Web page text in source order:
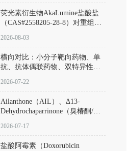
荧光素衍生物AkaLumine盐酸盐
（CAS#2558205-28-8）对重组萤
数（Km）为2.06 μM；其近红外
发光特性赋予优异的组织穿透能
力，大幅增强成像信噪比，从而
实现活体动物模型中极低给药剂
量下的高灵敏度、非侵入式生物
2026-08-03
横向对比：小分子靶向药物、单
抗、抗体偶联药物、双特异性抗
及应用瓶颈
2026-07-22
Ailanthone（AIL）、Δ13-
Dehydrochaparrinone（臭椿酮/臭
DKM货号 D806885
2026-07-17
盐酸阿霉素（Doxorubicin